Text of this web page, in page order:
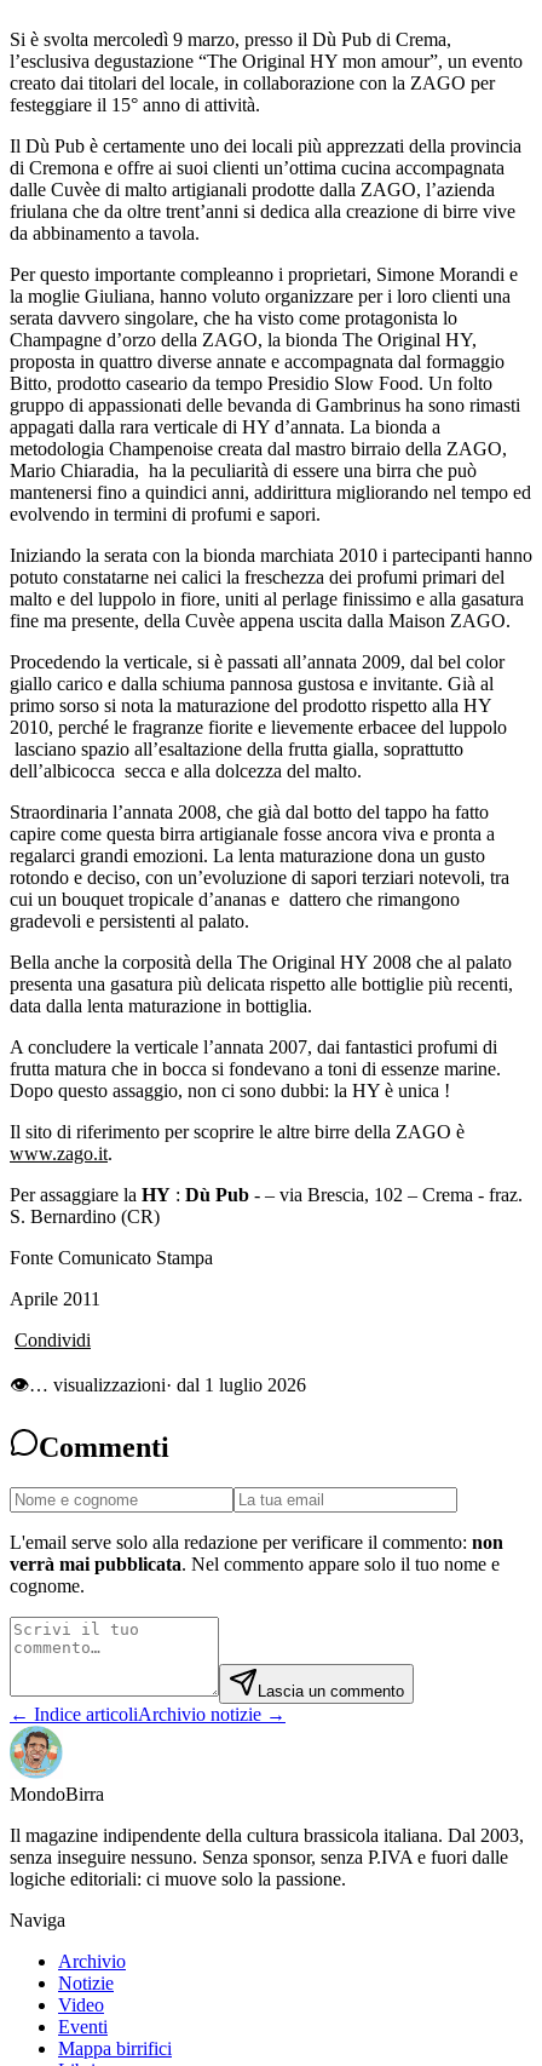
Si è svolta mercoledì 9 marzo, presso il Dù Pub di Crema,
l’esclusiva degustazione “The Original HY mon amour”, un evento
creato dai titolari del locale, in collaborazione con la ZAGO per
festeggiare il 15° anno di attività.
Il Dù Pub è certamente uno dei locali più apprezzati della provincia
di Cremona e offre ai suoi clienti un’ottima cucina accompagnata
dalle Cuvèe di malto artigianali prodotte dalla ZAGO, l’azienda
friulana che da oltre trent’anni si dedica alla creazione di birre vive
da abbinamento a tavola.
Per questo importante compleanno i proprietari, Simone Morandi e
la moglie Giuliana, hanno voluto organizzare per i loro clienti una
serata davvero singolare, che ha visto come protagonista lo
Champagne d’orzo della ZAGO, la bionda The Original HY,
proposta in quattro diverse annate e accompagnata dal formaggio
Bitto, prodotto caseario da tempo Presidio Slow Food. Un folto
gruppo di appassionati delle bevanda di Gambrinus ha sono rimasti
appagati dalla rara verticale di HY d’annata. La bionda a
metodologia Champenoise creata dal mastro birraio della ZAGO,
Mario Chiaradia, ha la peculiarità di essere una birra che può
mantenersi fino a quindici anni, addirittura migliorando nel tempo ed
evolvendo in termini di profumi e sapori.
Iniziando la serata con la bionda marchiata 2010 i partecipanti hanno
potuto constatarne nei calici la freschezza dei profumi primari del
malto e del luppolo in fiore, uniti al perlage finissimo e alla gasatura
fine ma presente, della Cuvèe appena uscita dalla Maison ZAGO.
Procedendo la verticale, si è passati all’annata 2009, dal bel color
giallo carico e dalla schiuma pannosa gustosa e invitante. Già al
primo sorso si nota la maturazione del prodotto rispetto alla HY
2010, perché le fragranze fiorite e lievemente erbacee del luppolo
lasciano spazio all’esaltazione della frutta gialla, soprattutto
dell’albicocca secca e alla dolcezza del malto.
Straordinaria l’annata 2008, che già dal botto del tappo ha fatto
capire come questa birra artigianale fosse ancora viva e pronta a
regalarci grandi emozioni. La lenta maturazione dona un gusto
rotondo e deciso, con un’evoluzione di sapori terziari notevoli, tra
cui un bouquet tropicale d’ananas e dattero che rimangono
gradevoli e persistenti al palato.
Bella anche la corposità della The Original HY 2008 che al palato
presenta una gasatura più delicata rispetto alle bottiglie più recenti,
data dalla lenta maturazione in bottiglia.
A concludere la verticale l’annata 2007, dai fantastici profumi di
frutta matura che in bocca si fondevano a toni di essenze marine.
Dopo questo assaggio, non ci sono dubbi: la HY è unica !
Il sito di riferimento per scoprire le altre birre della ZAGO è
www.zago.it.
Per assaggiare la HY : Dù Pub - – via Brescia, 102 – Crema - fraz.
S. Bernardino (CR)
Fonte Comunicato Stampa
Aprile 2011
Condividi
👁… visualizzazioni· dal 1 luglio 2026
Commenti
L'email serve solo alla redazione per verificare il commento: non
verrà mai pubblicata. Nel commento appare solo il tuo nome e
cognome.
Lascia un commento
← Indice articoliArchivio notizie →
MondoBirra
Il magazine indipendente della cultura brassicola italiana. Dal 2003,
senza inseguire nessuno. Senza sponsor, senza P.IVA e fuori dalle
logiche editoriali: ci muove solo la passione.
Naviga
Archivio
Notizie
Video
Eventi
Mappa birrifici